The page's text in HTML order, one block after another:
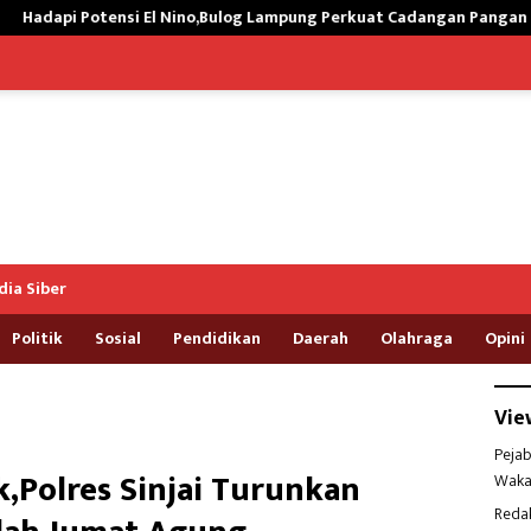
Lampung Perkuat Cadangan Pangan Pemerintah
Siber
Politik Sosial Pendidikan Daerah Olahraga Opini
Sinjai Turunkan